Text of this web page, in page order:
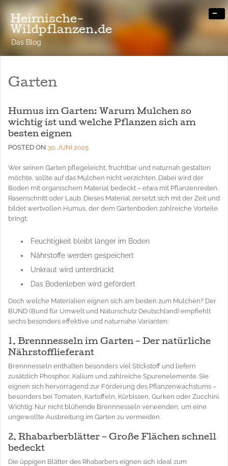
Heimische-
Wildpflanzen.de
Das Blog
-
Garten
Humus im Garten: Warum Mulchen so
wichtig ist und welche Pflanzen sich am
besten eignen
POSTED ON 30. JUNI 2025
Wer seinen Garten pflegeleicht, fruchtbar und naturnah gestalten
möchte, sollte auf das Mulchen nicht verzichten. Dabei wird der
Boden mit organischem Material bedeckt – etwa mit Pflanzenresten,
Rasenschnitt oder Laub. Dieses Material zersetzt sich mit der Zeit und
bildet wertvollen Humus, der dem Gartenboden zahlreiche Vorteile
bringt:
Feuchtigkeit bleibt länger im Boden
Nährstoffe werden gespeichert
Unkraut wird unterdrückt
Das Bodenleben wird gefördert
Doch welche Materialien eignen sich am besten zum Mulchen? Der
BUND (Bund für Umwelt und Naturschutz Deutschland) empfiehlt
sechs besonders effektive und naturnahe Varianten:
1. Brennnesseln im Garten – Der natürliche
Nährstofflieferant
Brennnesseln enthalten besonders viel Stickstoff und liefern
zusätzlich Phosphor, Kalium und zahlreiche Spurenelemente. Sie
eignen sich hervorragend zur Förderung des Pflanzenwachstums –
besonders bei Tomaten, Kartoffeln, Kürbissen, Gurken oder Zucchini.
Wichtig: Nur nicht blühende Brennnesseln verwenden, um eine
ungewollte Ausbreitung im Garten zu vermeiden.
2. Rhabarberblätter – Große Flächen schnell
bedeckt
Die üppigen Blätter des Rhabarbers eignen sich ideal zum